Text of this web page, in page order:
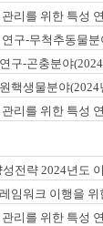
리를 위한 특성
구-무척추동물분
구-곤충분야
핵생물분야(2024
리를 위한 특성
전략 2024년도
임워크 이행을
리를 위한 특성